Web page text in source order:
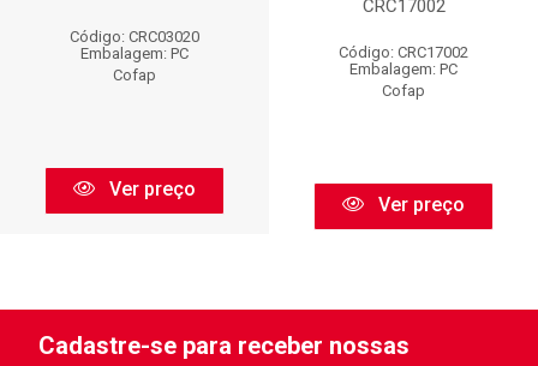
Código: CRC03020
Embalagem: PC
Cofap
Ver preço
CRC17002
Código: CRC17002
Embalagem: PC
Cofap
Ver preço
Cadastre-se para receber nossas